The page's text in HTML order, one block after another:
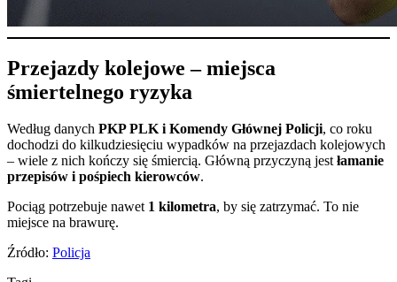
Przejazdy kolejowe – miejsca
śmiertelnego ryzyka
Według danych PKP PLK i Komendy Głównej Policji, co roku
dochodzi do kilkudziesięciu wypadków na przejazdach kolejowych
– wiele z nich kończy się śmiercią. Główną przyczyną jestłamanie
przepisów i pośpiech kierowców.
Pociąg potrzebuje nawet 1 kilometra, by się zatrzymać. To nie
miejsce na brawurę.
Źródło: Policja